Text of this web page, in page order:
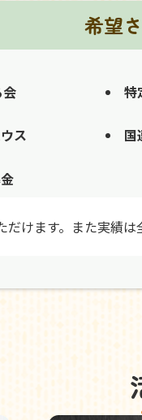
希望
特
ス 国
けます。また実績は